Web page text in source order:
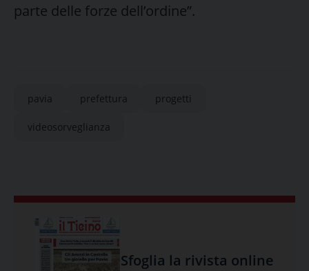
parte delle forze dell’ordine”.
pavia prefettura progetti
videosorveglianza
Sfoglia la rivista online